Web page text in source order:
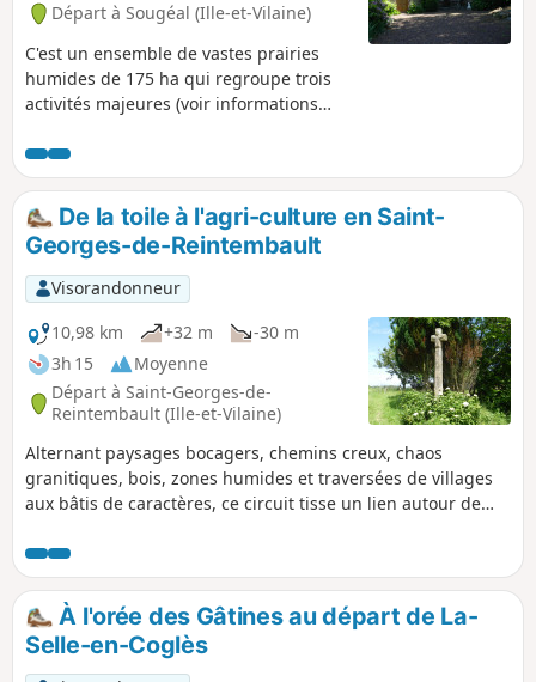
Départ à Sougéal (Ille-et-Vilaine)
C'est un ensemble de vastes prairies
humides de 175 ha qui regroupe trois
activités majeures (voir informations
découverte de ce milieu en commençant
par la passe à poissons puis en
longeant au plus prêt le Couesnon.
Dans cette réserve naturelle régionale,
seuls les chants des oiseaux sont
audibles.
De la toile à l'agri-culture en Saint-
Georges-de-Reintembault
Visorandonneur
10,98 km
+32 m
-30 m
3h 15
Moyenne
Départ à Saint-Georges-de-
Reintembault (Ille-et-Vilaine)
Alternant paysages bocagers, chemins creux, chaos
granitiques, bois, zones humides et traversées de villages
aux bâtis de caractères, ce circuit tisse un lien autour de
terres et l'exploitation agricole d'aujourd'hui. Des panneaux
d'interprétations jalonnent ce circuit.
À l'orée des Gâtines au départ de La-
Selle-en-Coglès